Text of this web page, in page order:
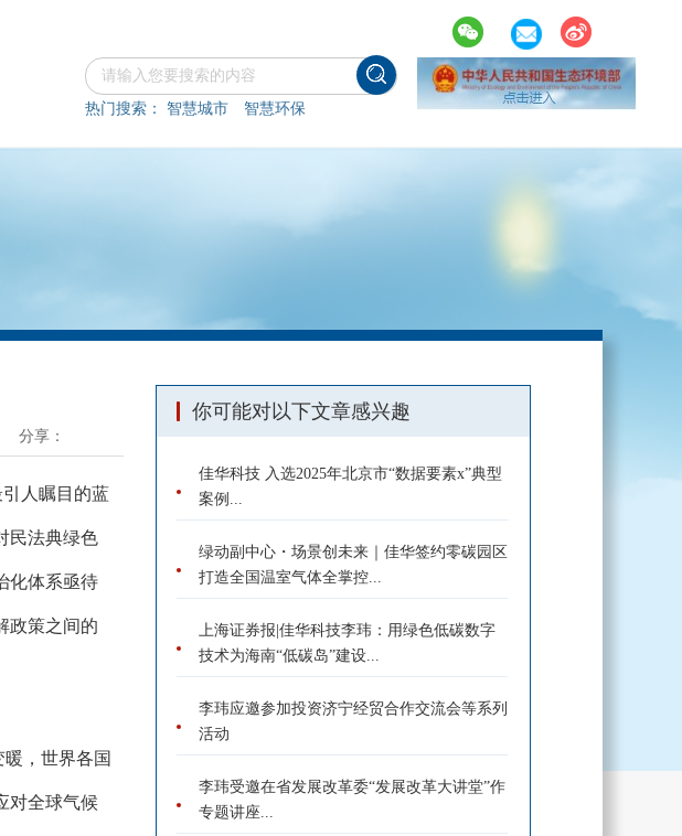
热门搜索： 智慧城市 智慧环保
分享：
人瞩目的蓝
民法典绿色
化体系亟待
政策之间的
，世界各国
对全球气候
你可能对以下文章感兴趣
佳华科技 入选2025年北京市“数据要素x”典型
案例...
绿动副中心・场景创未来｜佳华签约零碳园区
打造全国温室气体全掌控...
上海证券报|佳华科技李玮：用绿色低碳数字
技术为海南“低碳岛”建设...
李玮应邀参加投资济宁经贸合作交流会等系列
活动
李玮受邀在省发展改革委“发展改革大讲堂”作
专题讲座...